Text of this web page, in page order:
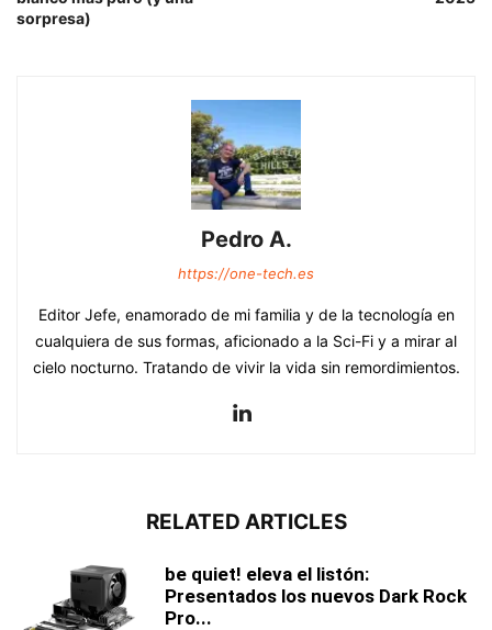
sorpresa)
Pedro A.
https://one-tech.es
Editor Jefe, enamorado de mi familia y de la tecnología en
cualquiera de sus formas, aficionado a la Sci-Fi y a mirar al
cielo nocturno. Tratando de vivir la vida sin remordimientos.
RELATED ARTICLES
be quiet! eleva el listón:
Presentados los nuevos Dark Rock
Pro...